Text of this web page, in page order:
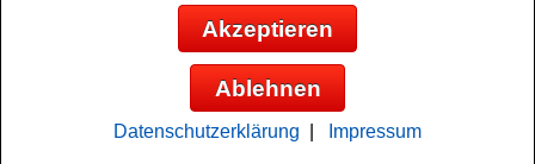
Produktpakete
Anzeige:
Akzeptieren
Ablehnen
Datenschutzerklärung Impressum